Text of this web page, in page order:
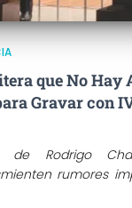
que No Hay
Gravar con
de Rodrigo
rumores